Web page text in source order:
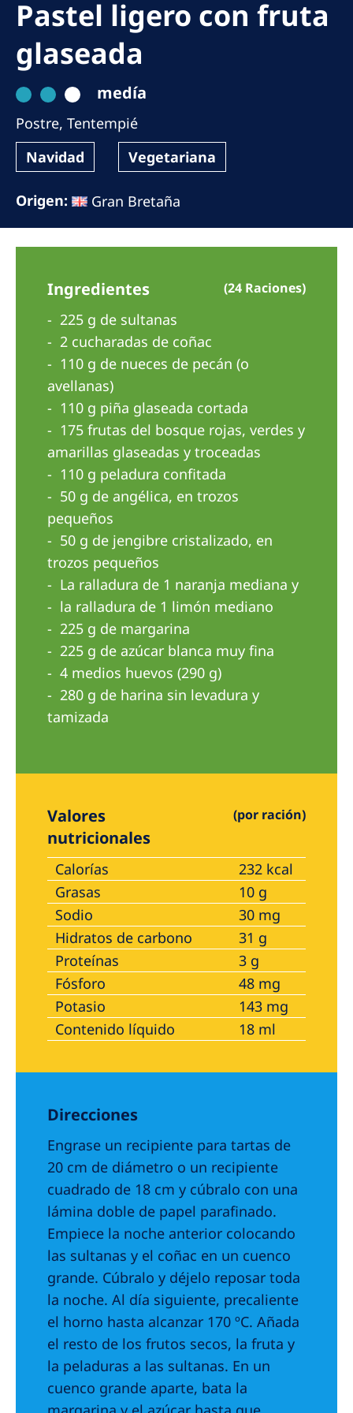
Romania
Russia
Serbia
Slovakia
Slovenia
Spain
Sweden
United Kingdom
Asia Pacific
Asia Pacific
Australia
Philippines
North America
United States of America
NephroCare International
Global Website
Pastel ligero con fruta
glaseada
medía
Postre, Tentempié
Navidad
Vegetariana
Origen: Gran Bretaña
Ingredientes (24 Raciones)
225 g de sultanas
2 cucharadas de coñac
110 g de nueces de pecán (o
avellanas)
110 g piña glaseada cortada
175 frutas del bosque rojas, verdes y
amarillas glaseadas y troceadas
110 g peladura confitada
50 g de angélica, en trozos
pequeños
50 g de jengibre cristalizado, en
trozos pequeños
La ralladura de 1 naranja mediana y
la ralladura de 1 limón mediano
225 g de margarina
225 g de azúcar blanca muy fina
4 medios huevos (290 g)
280 g de harina sin levadura y
tamizada
Valores
nutricionales
(por ración)
Calorías
232 kcal
Grasas
10 g
Sodio
30 mg
Hidratos de carbono
31 g
Proteínas
3 g
Fósforo
48 mg
Potasio
143 mg
Contenido líquido
18 ml
Direcciones
Engrase un recipiente para tartas de
20 cm de diámetro o un recipiente
cuadrado de 18 cm y cúbralo con una
lámina doble de papel parafinado.
Empiece la noche anterior colocando
las sultanas y el coñac en un cuenco
grande. Cúbralo y déjelo reposar toda
la noche. Al día siguiente, precaliente
el horno hasta alcanzar 170 ºC. Añada
el resto de los frutos secos, la fruta y
la peladuras a las sultanas. En un
cuenco grande aparte, bata la